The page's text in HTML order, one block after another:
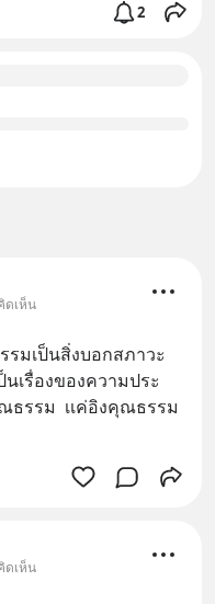
2
ดเห็น
มเป็นสิ่งบอกสภาวะ
เรื่องของความประ
ธรรม  เเค่อิงคุณธรรม
ดเห็น